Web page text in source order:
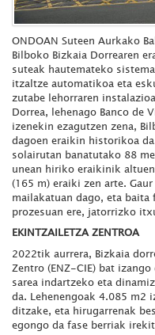
ONDOAN Suteen Aurkako
Bilboko Bizkaia Dorrearen
suteak hautemateko
itzaltze automatikoa eta
zutabe lehorraren
Dorrea, lehenago Banco de
izenekin ezagutzen zena,
dagoen eraikin historikoa
solairutan banatutako 88
unean hiriko eraikinik
(165 m) eraiki zen arte.
mailakatuan dago, eta
prozesuan ere, jatorrizko
EKINTZAILETZA ZENTROA
2022tik aurrera, Bizkaia
Zentro (ENZ-CIE) bat
sarea indartzeko eta
da. Lehenengoak 4.085 m2
ditzake, eta hirugarrenak
egongo da fase berriak